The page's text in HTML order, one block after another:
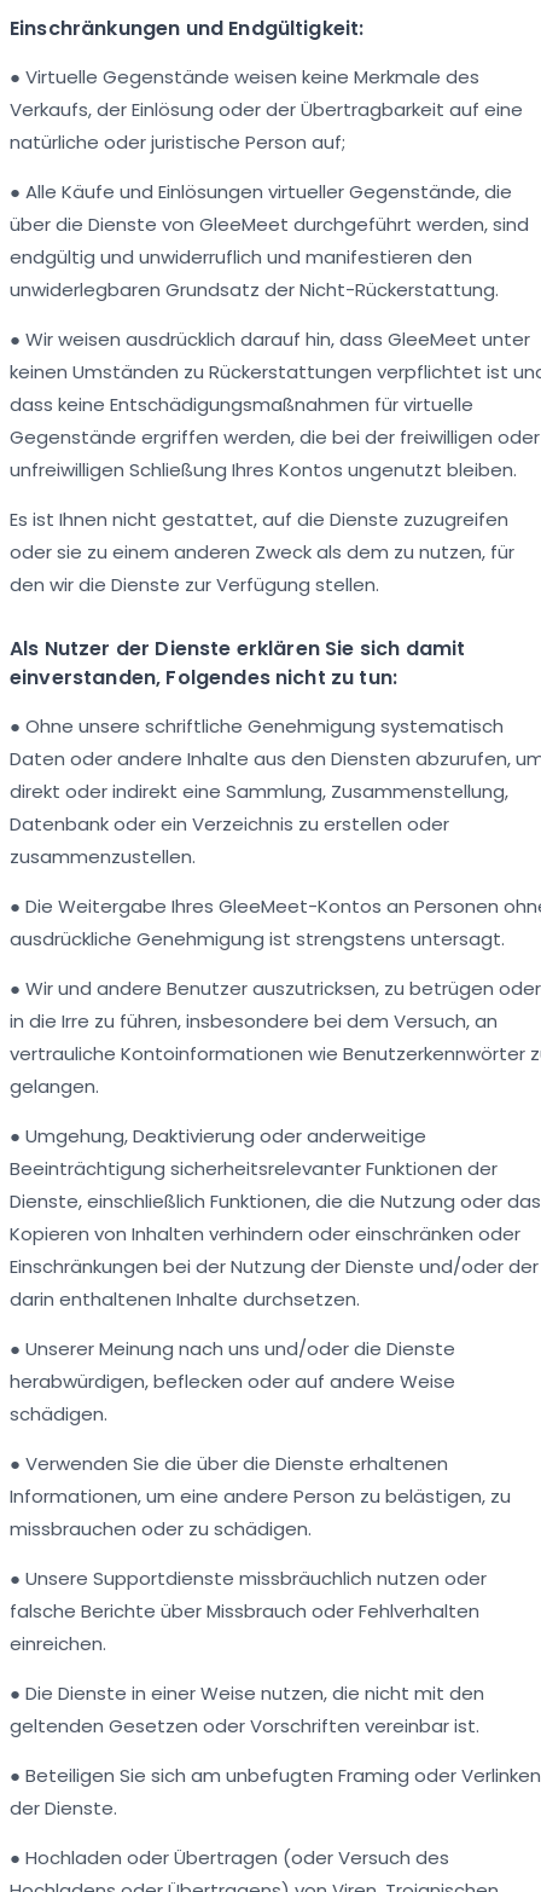
Einschränkungen und Endgültigkeit:
● Virtuelle Gegenstände weisen keine Merkmale des
Verkaufs, der Einlösung oder der Übertragbarkeit auf eine
natürliche oder juristische Person auf;
● Alle Käufe und Einlösungen virtueller Gegenstände, die
über die Dienste von GleeMeet durchgeführt werden, sind
endgültig und unwiderruflich und manifestieren den
unwiderlegbaren Grundsatz der Nicht-Rückerstattung.
● Wir weisen ausdrücklich darauf hin, dass GleeMeet unter
keinen Umständen zu Rückerstattungen verpflichtet ist
dass keine Entschädigungsmaßnahmen für virtuelle
Gegenstände ergriffen werden, die bei der freiwilligen oder
unfreiwilligen Schließung Ihres Kontos ungenutzt bleiben.
Es ist Ihnen nicht gestattet, auf die Dienste zuzugreifen
oder sie zu einem anderen Zweck als dem zu nutzen, für
den wir die Dienste zur Verfügung stellen.
Als Nutzer der Dienste erklären Sie sich damit
einverstanden, Folgendes nicht zu tun:
● Ohne unsere schriftliche Genehmigung systematisch
Daten oder andere Inhalte aus den Diensten abzurufen,
direkt oder indirekt eine Sammlung, Zusammenstellung,
Datenbank oder ein Verzeichnis zu erstellen oder
zusammenzustellen.
● Die Weitergabe Ihres GleeMeet-Kontos an Personen
ausdrückliche Genehmigung ist strengstens untersagt.
● Wir und andere Benutzer auszutricksen, zu betrügen oder
in die Irre zu führen, insbesondere bei dem Versuch, an
vertrauliche Kontoinformationen wie Benutzerkennwörter
gelangen.
● Umgehung, Deaktivierung oder anderweitige
Beeinträchtigung sicherheitsrelevanter Funktionen der
Dienste, einschließlich Funktionen, die die Nutzung oder das
Kopieren von Inhalten verhindern oder einschränken oder
Einschränkungen bei der Nutzung der Dienste und/oder der
darin enthaltenen Inhalte durchsetzen.
● Unserer Meinung nach uns und/oder die Dienste
herabwürdigen, beflecken oder auf andere Weise
schädigen.
● Verwenden Sie die über die Dienste erhaltenen
Informationen, um eine andere Person zu belästigen, zu
missbrauchen oder zu schädigen.
● Unsere Supportdienste missbräuchlich nutzen oder
falsche Berichte über Missbrauch oder Fehlverhalten
einreichen.
● Die Dienste in einer Weise nutzen, die nicht mit den
geltenden Gesetzen oder Vorschriften vereinbar ist.
● Beteiligen Sie sich am unbefugten Framing oder Verlinken
der Dienste.
● Hochladen oder Übertragen (oder Versuch des